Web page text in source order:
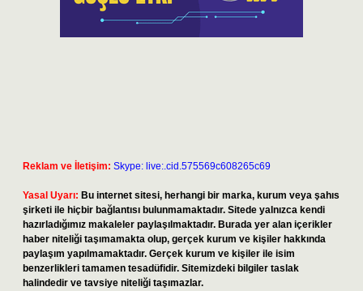
Reklam ve İletişim: Skype: live:.cid.575569c608265c69
Yasal Uyarı: Bu internet sitesi, herhangi bir marka, kurum veya şahıs
şirketi ile hiçbir bağlantısı bulunmamaktadır. Sitede yalnızca kendi
hazırladığımız makaleler paylaşılmaktadır. Burada yer alan içerikler
haber niteliği taşımamakta olup, gerçek kurum ve kişiler hakkında
paylaşım yapılmamaktadır. Gerçek kurum ve kişiler ile isim
benzerlikleri tamamen tesadüfidir. Sitemizdeki bilgiler taslak
halindedir ve tavsiye niteliği taşımazlar.